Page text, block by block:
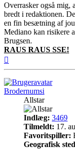
Overrasker også mig,
bredt i redaktionen.
en fin besætning af
Mediano kan risikere
Brugsen.
RAUS RAUS SSE!
Brodernumsi
Allstar
Indlæg: 3469
Tilmeldt: 17.
Favoritspiller:
Geografisk